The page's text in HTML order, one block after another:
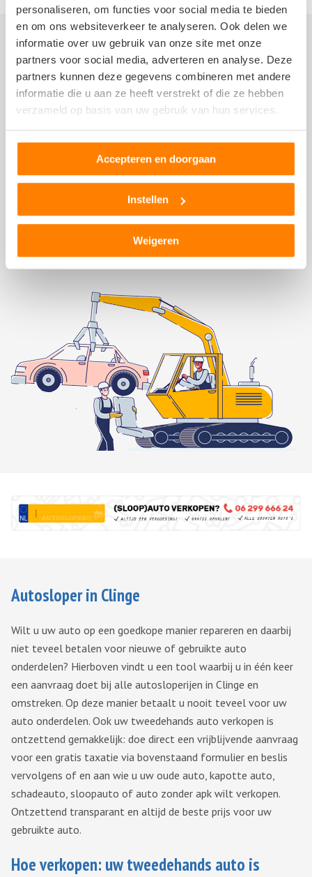
personaliseren, om functies voor social media te bieden
en om ons websiteverkeer te analyseren. Ook delen we
informatie over uw gebruik van onze site met onze
partners voor social media, adverteren en analyse. Deze
partners kunnen deze gegevens combineren met andere
informatie die u aan ze heeft verstrekt of die ze hebben
verzameld op basis van uw gebruik van hun services.
Accepteren en doorgaan
Instellen
Weigeren
Autosloperij informatie
(Stroom)verdeler
Voorbumper
Zonneklep
Stuurhuishoes
Gasklep
Reservewiel, reserveband of thuiskomer
Meer berichten over autosloperijen >>
Autosloper in Clinge
Wilt u uw auto op een goedkope manier repareren en daarbij
niet teveel betalen voor nieuwe of gebruikte auto
onderdelen? Hierboven vindt u een tool waarbij u in één keer
een aanvraag doet bij alle autosloperijen in Clinge en
omstreken. Op deze manier betaalt u nooit teveel voor uw
auto onderdelen. Ook uw tweedehands auto verkopen is
ontzettend gemakkelijk: doe direct een vrijblijvende aanvraag
voor een gratis taxatie via bovenstaand formulier en beslis
vervolgens of en aan wie u uw oude auto, kapotte auto,
schadeauto, sloopauto of auto zonder apk wilt verkopen.
Ontzettend transparant en altijd de beste prijs voor uw
gebruikte auto.
Hoe verkopen: uw tweedehands auto is